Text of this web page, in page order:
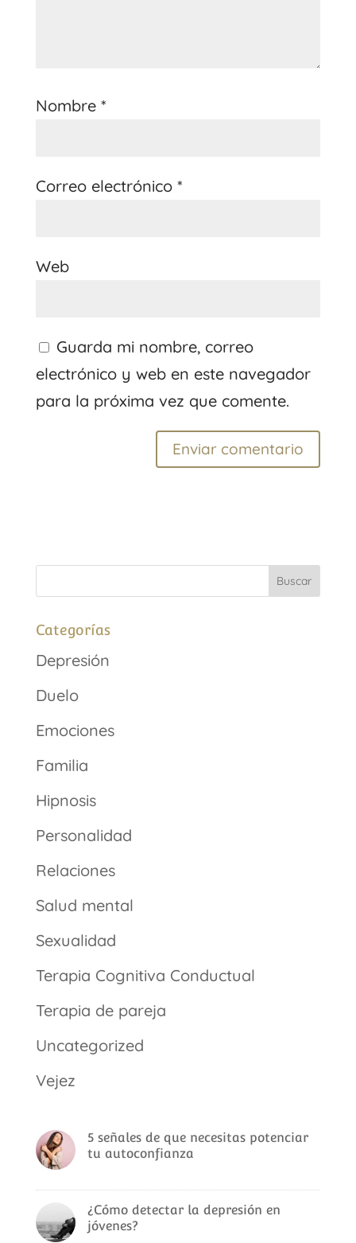
Nombre *
Correo electrónico *
Web
Guarda mi nombre, correo
electrónico y web en este navegador
para la próxima vez que comente.
Categorías
Depresión
Duelo
Emociones
Familia
Hipnosis
Personalidad
Relaciones
Salud mental
Sexualidad
Terapia Cognitiva Conductual
Terapia de pareja
Uncategorized
Vejez
5 señales de que necesitas potenciar
tu autoconfianza
¿Cómo detectar la depresión en
jóvenes?